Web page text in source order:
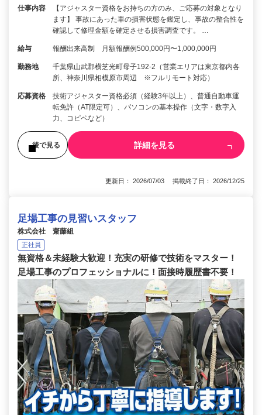
仕事内容
【アジャスター資格をお持ちの方のみ、ご応募の対象となり
ます】 事故にあった車の損害状態を鑑定し、事故の整合性を
確認して修理金額を確定させる損害調査です。 …
給与 報酬出来高制 月額報酬例500,000円〜1,000,000円
勤務地
千葉県山武郡横芝光町母子192-2（営業エリアは東京都内各
所、神奈川県相模原市周辺 ※フルリモート対応）
応募資格
技術アジャスター資格必須（経験3年以上）、普通自動車運
転免許（AT限定可）、パソコンの基本操作（文字・数字入
力、コピペなど）
後で見る 詳細を見る
更新日： 2026/07/03 掲載終了日： 2026/12/25
足場工事の見習いスタッフ
株式会社 齋藤組
正社員
無資格＆未経験大歓迎！充実の研修で技術をマスター！
足場工事のプロフェッショナルに！面接時履歴書不要！